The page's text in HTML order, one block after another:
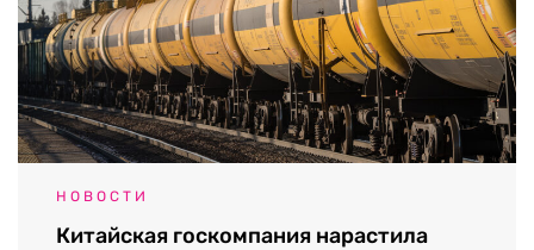
НОВОСТИ
Китайская госкомпания нарастила